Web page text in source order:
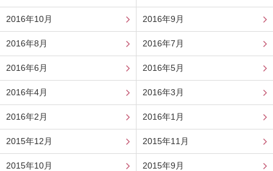
2016年10月 2016年9月
2016年8月 2016年7月
2016年6月 2016年5月
2016年4月 2016年3月
2016年2月 2016年1月
2015年12月 2015年11月
2015年10月 2015年9月